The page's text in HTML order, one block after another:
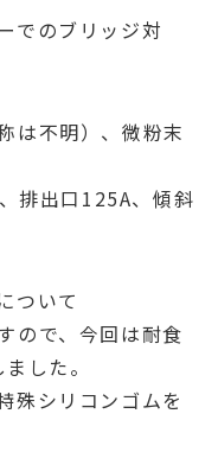
でのブリッジ対
は不明）、微粉末
排出口125A、傾斜
ついて
ので、今回は耐食
した。
殊シリコンゴムを